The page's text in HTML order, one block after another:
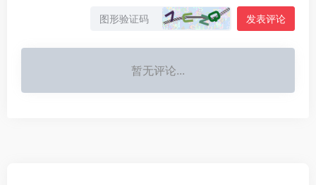
发表评论
暂无评论...